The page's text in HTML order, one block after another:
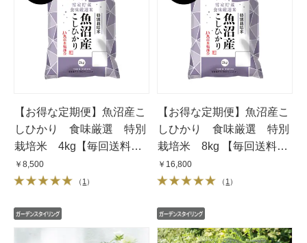
【お得な定期便】魚沼産こ
しひかり 食味厳選 特別
栽培米 4kg【毎回送料無
料】
￥8,500
（ 1 ）
【お得な定期便】魚沼産こ
しひかり 食味厳選 特別
栽培米 8kg 【毎回送料無
料】
￥16,800
（ 1 ）